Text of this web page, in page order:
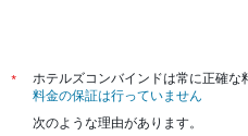
*
ホテルズコンバインドは常に正確な
料金の保証は行っていません
次のような理由があります。